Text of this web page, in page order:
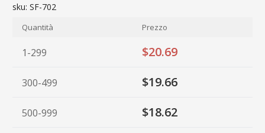
sku: SF-702
Quantità Prezzo
1-299 $20.69
300-499 $19.66
500-999 $18.62